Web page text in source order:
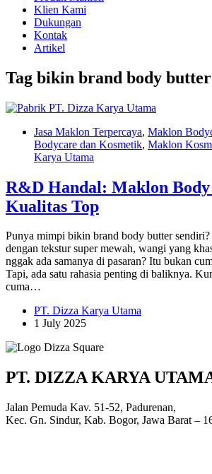
Klien Kami
Dukungan
Kontak
Artikel
Tag bikin brand body butter
Jasa Maklon Terpercaya, Maklon
Bodycare dan Kosmetik, Maklon
Karya Utama
R&D Handal: Maklon
Kualitas Top
Punya mimpi bikin brand body butter
dengan tekstur super mewah, wangi yang
nggak ada samanya di pasaran? Itu bukan
Tapi, ada satu rahasia penting di baliknya.
cuma…
PT. Dizza Karya Utama
1 July 2025
PT. DIZZA KARYA
Jalan Pemuda Kav. 51-52, Padurenan,
Kec. Gn. Sindur, Kab. Bogor, Jawa Barat –